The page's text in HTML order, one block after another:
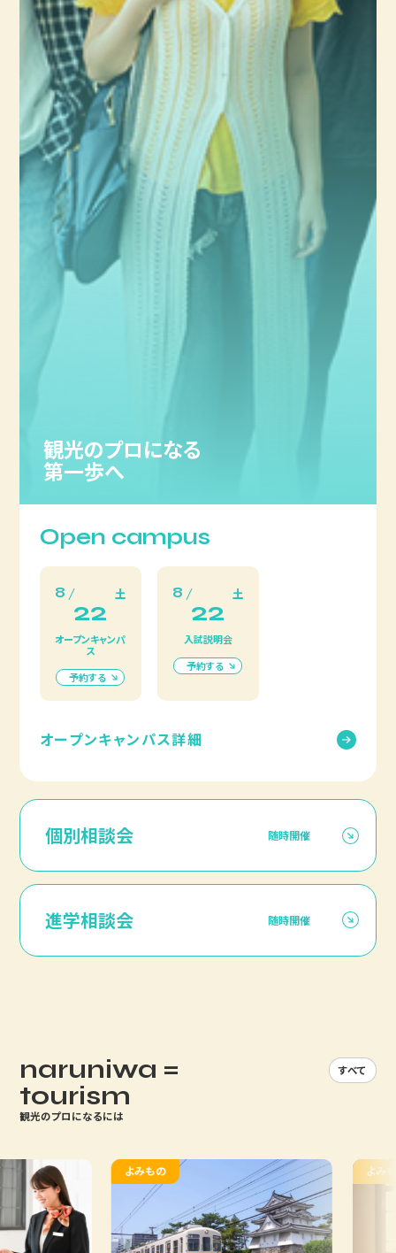
観光のプロになる
第一歩へ
Open campus
8 土
22
オープンキャンパ
ス
予約する
8 土
22
入試説明会
予約する
オープンキャンパス詳細
個別相談会 随時開催
進学相談会 随時開催
naruniwa =
tourism
観光のプロになるには
すべて
よみもの よみもの